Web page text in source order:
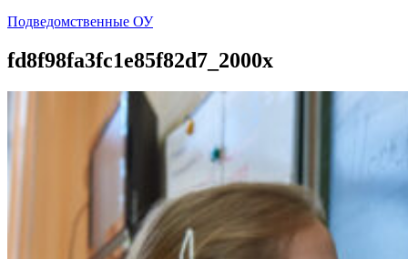
Подведомственные ОУ
fd8f98fa3fc1e85f82d7_2000x